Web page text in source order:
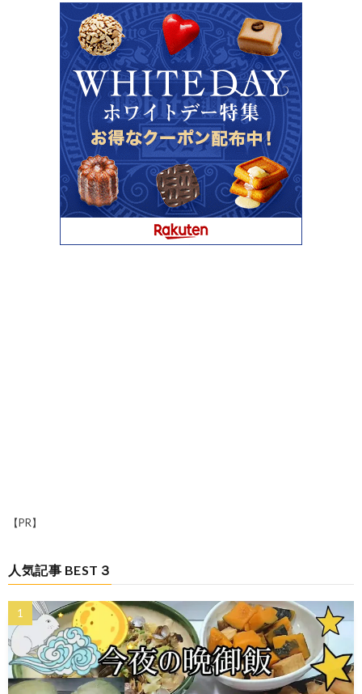
【PR】
人気記事 BEST３